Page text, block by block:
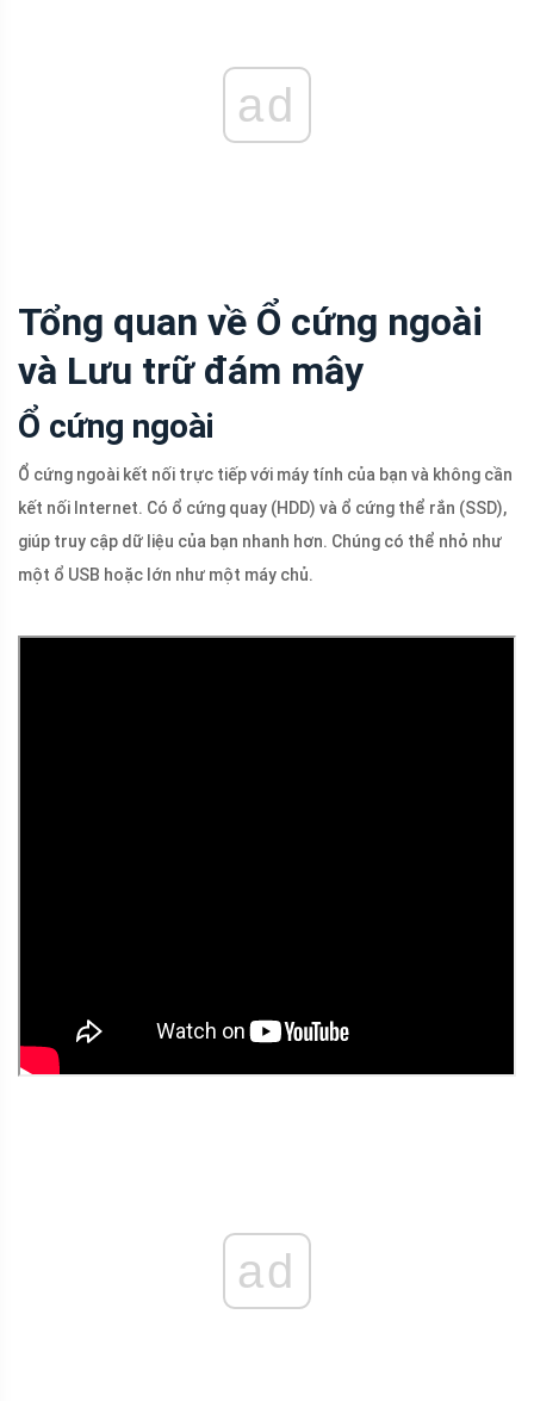
ad
Tổng quan về Ổ cứng ngoài
và Lưu trữ đám mây
Ổ cứng ngoài
Ổ cứng ngoài kết nối trực tiếp với máy tính của bạn và không cần
kết nối Internet. Có ổ cứng quay (HDD) và ổ cứng thể rắn (SSD),
giúp truy cập dữ liệu của bạn nhanh hơn. Chúng có thể nhỏ như
một ổ USB hoặc lớn như một máy chủ.
ad